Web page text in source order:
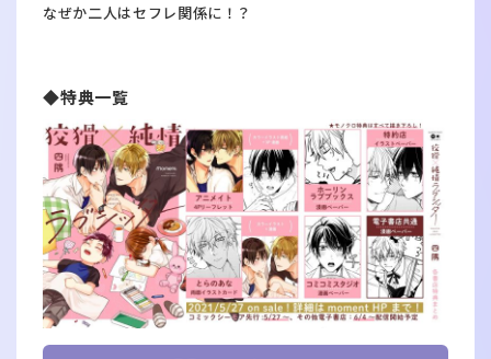
なぜか二人はセフレ関係に！？
◆特典一覧